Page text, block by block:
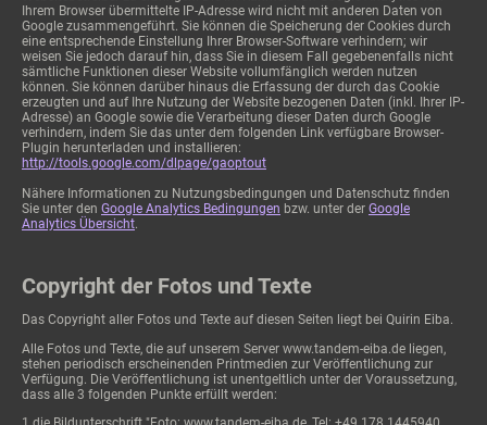
Ihrem Browser übermittelte IP-Adresse wird nicht mit anderen Daten von
Google zusammengeführt. Sie können die Speicherung der Cookies durch
eine entsprechende Einstellung Ihrer Browser-Software verhindern; wir
weisen Sie jedoch darauf hin, dass Sie in diesem Fall gegebenenfalls nicht
sämtliche Funktionen dieser Website vollumfänglich werden nutzen
können. Sie können darüber hinaus die Erfassung der durch das Cookie
erzeugten und auf Ihre Nutzung der Website bezogenen Daten (inkl. Ihrer IP-
Adresse) an Google sowie die Verarbeitung dieser Daten durch Google
verhindern, indem Sie das unter dem folgenden Link verfügbare Browser-
Plugin herunterladen und installieren:
http://tools.google.com/dlpage/gaoptout
Nähere Informationen zu Nutzungsbedingungen und Datenschutz finden
Sie unter den Google Analytics Bedingungen bzw. unter der Google
Analytics Übersicht.
Copyright der Fotos und Texte
Das Copyright aller Fotos und Texte auf diesen Seiten liegt bei Quirin Eiba.
Alle Fotos und Texte, die auf unserem Server www.tandem-eiba.de liegen,
stehen periodisch erscheinenden Printmedien zur Veröffentlichung zur
Verfügung. Die Veröffentlichung ist unentgeltlich unter der Voraussetzung,
dass alle 3 folgenden Punkte erfüllt werden: